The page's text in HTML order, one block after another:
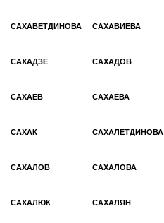
САХАВЕТДИНОВА САХАВИЕВА
САХАДЗЕ САХАДОВ
САХАЕВ САХАЕВА
САХАК САХАЛЕТДИНОВА
САХАЛОВ САХАЛОВА
САХАЛЮК САХАЛЯН